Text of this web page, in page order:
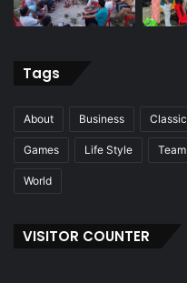
Tags
About Business Classic
Games Life Style Team
World
VISITOR COUNTER